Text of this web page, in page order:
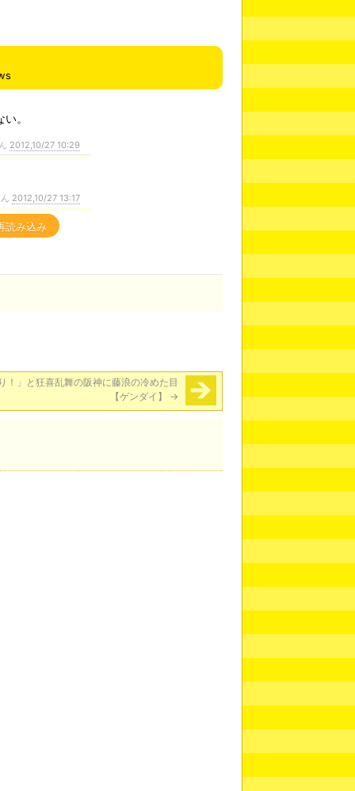
。
2012,10/27 10:29
2012,10/27 13:17
読み込み
！」と狂喜乱舞の阪神に藤浪の冷めた目
【ゲンダイ】 →